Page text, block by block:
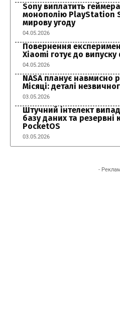
Sony виплатить
монополію PlayStation
мирову угоду
04.05.2026
Повернення
Xiaomi готує до
04.05.2026
NASA планує навмисно
Місяці: деталі
03.05.2026
Штучний інтелект
базу даних та резервні
PocketOS
03.05.2026
-